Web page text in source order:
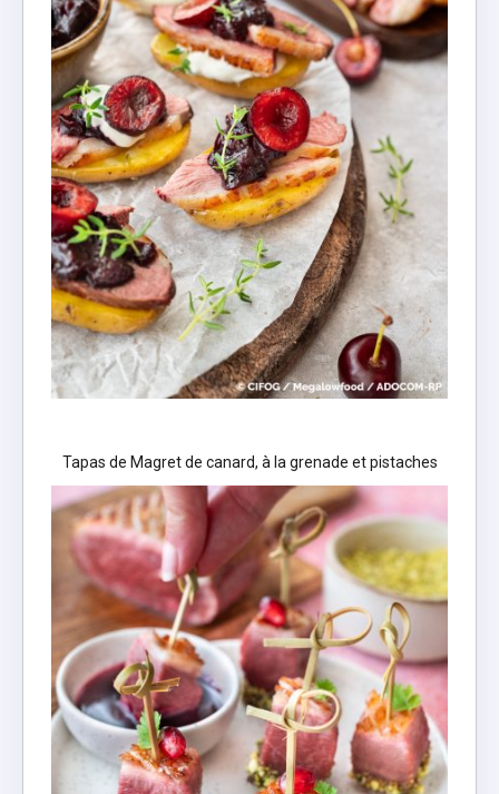
Tapas de Magret de canard, à la grenade et pistaches